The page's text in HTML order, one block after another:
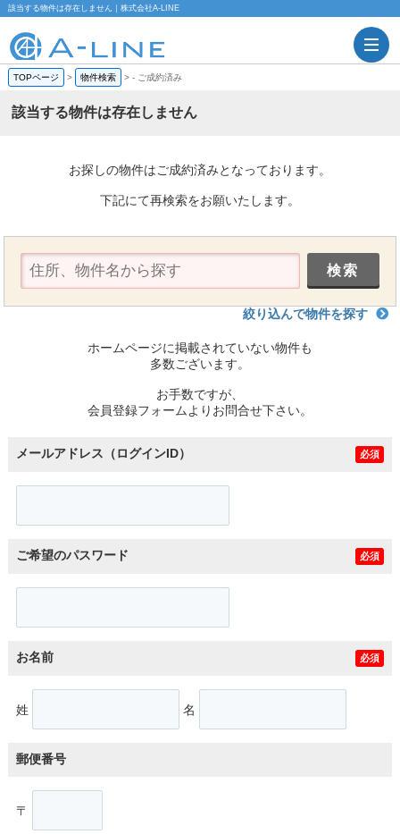
該当する物件は存在しません｜株式会社A-LINE
TOPページ > 物件検索 >- ご成約済み
該当する物件は存在しません
お探しの物件はご成約済みとなっております。
下記にて再検索をお願いたします。
絞り込んで物件を探す
ホームページに掲載されていない物件も
多数ございます。
お手数ですが、
会員登録フォームよりお問合せ下さい。
メールアドレス（ログインID） 必須
ご希望のパスワード 必須
お名前 必須
姓 名
郵便番号
〒